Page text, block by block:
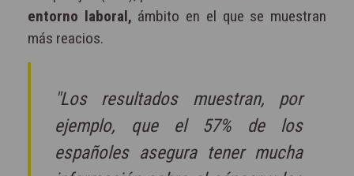
entorno laboral, ámbito en el que se muestran
más reacios.
"Los resultados muestran, por
ejemplo, que el 57% de los
españoles asegura tener mucha